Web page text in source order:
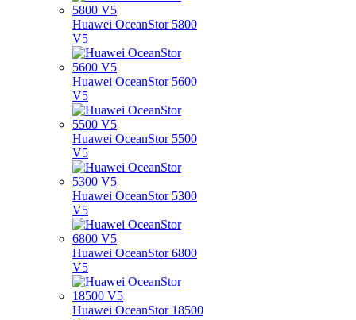
Huawei OceanStor 5800
V5
Huawei OceanStor 5600
V5
Huawei OceanStor 5500
V5
Huawei OceanStor 5300
V5
Huawei OceanStor 6800
V5
Huawei OceanStor 18500